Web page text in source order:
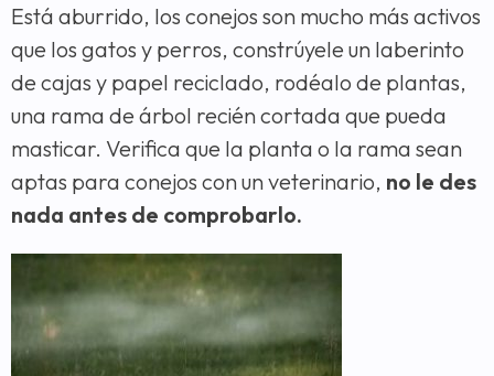
Está aburrido, los conejos son mucho más activos
que los gatos y perros, constrúyele un laberinto
de cajas y papel reciclado, rodéalo de plantas,
una rama de árbol recién cortada que pueda
masticar. Verifica que la planta o la rama sean
aptas para conejos con un veterinario, no le des
nada antes de comprobarlo.